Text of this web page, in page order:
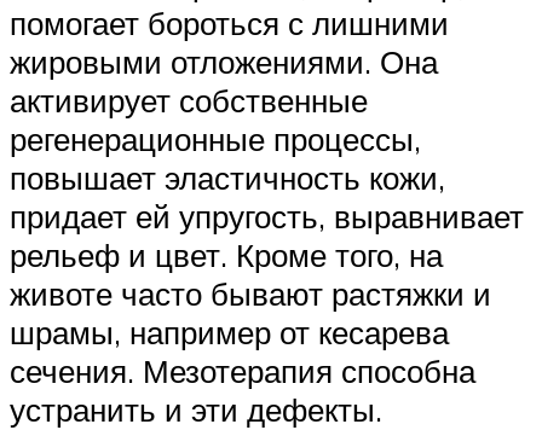
помогает бороться с лишними
жировыми отложениями. Она
активирует собственные
регенерационные процессы,
повышает эластичность кожи,
придает ей упругость, выравнивает
рельеф и цвет. Кроме того, на
животе часто бывают растяжки и
шрамы, например от кесарева
сечения. Мезотерапия способна
устранить и эти дефекты.